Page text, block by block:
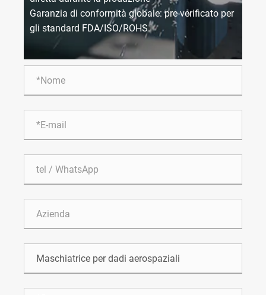
Garanzia di conformità globale: pre-verificato per
gli standard FDA/ISO/ROHS.